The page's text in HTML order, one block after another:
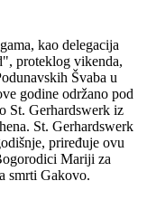
kao delegacija
proteklog vikenda,
Švaba u
godine održano pod
St. Gerhardswerk iz
St. Gerhardswerk
priređuje ovu
Mariji za
smrti Gakovo.